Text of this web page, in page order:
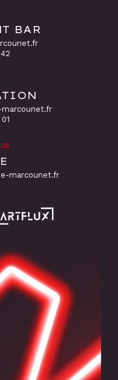
BAR
marcounet.fr
marcounet.fr